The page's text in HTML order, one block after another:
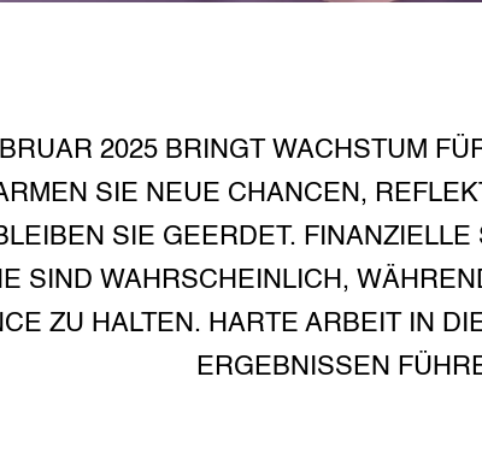
2025 BRINGT WACHSTUM
SIE NEUE CHANCEN,
SIE GEERDET.
SIND WAHRSCHEINLICH,
ZU HALTEN. HARTE ARBEIT IN
ERGEBNISSEN